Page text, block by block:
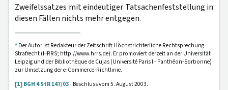
Zweifelssatzes mit eindeutiger Tatsachenfeststellung in
diesen Fällen nichts mehr entgegen.
*Der Autor ist Redakteur der Zeitschrift Höchstrichterliche Rechtsprechung
Strafrecht (HRRS; http://www.hrrs.de). Er promoviert derzeit an der Universität
Leipzig und der Bibliothèque de Cujas (Université Paris I - Panthéon-Sorbonne)
zur Umsetzung der e-Commerce-Richtlinie.
[1] BGH 4 StR 147/03- Beschluss vom 5. August 2003.